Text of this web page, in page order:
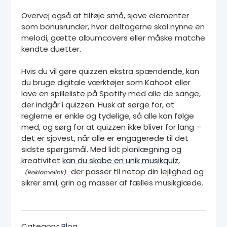
Overvej også at tilføje små, sjove elementer
som bonusrunder, hvor deltagerne skal nynne en
melodi, gætte albumcovers eller måske matche
kendte duetter.
Hvis du vil gøre quizzen ekstra spændende, kan
du bruge digitale værktøjer som Kahoot eller
lave en spilleliste på Spotify med alle de sange,
der indgår i quizzen. Husk at sørge for, at
reglerne er enkle og tydelige, så alle kan følge
med, og sørg for at quizzen ikke bliver for lang –
det er sjovest, når alle er engagerede til det
sidste spørgsmål. Med lidt planlægning og
kreativitetkan du skabe en unik musikquiz,
der passer til netop din lejlighed og
sikrer smil, grin og masser af fælles musikglæde.